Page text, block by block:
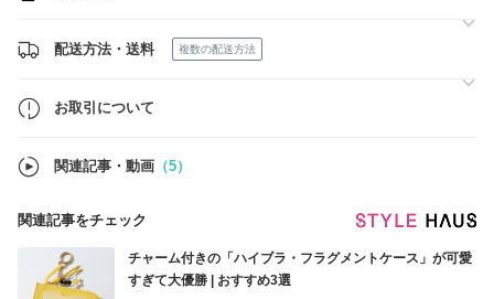
配送方法・送料 複数の配送方法
お取引について
関連記事・動画 （5）
関連記事をチェック
チャーム付きの「ハイブラ・フラグメントケース」が可愛
すぎて大優勝 | おすすめ3選